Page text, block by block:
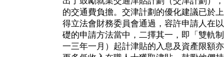
的交通費負擔。交津計劃的優化建議已於
得立法會財務委員會通過，容許申請人在
礎的申請方法當中，二擇其一，即「雙軌
一三年一月）起計津貼的入息及資產限額